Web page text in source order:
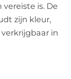
is. De
zijn kleur,
in